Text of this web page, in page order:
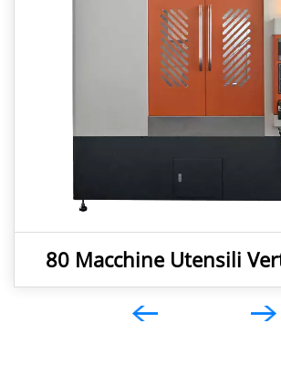
80 Macchine Utensili